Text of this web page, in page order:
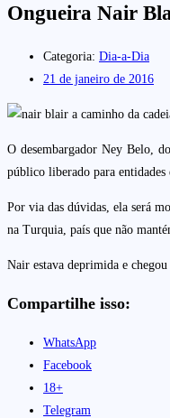
Ongueira Nair
Categoria: Dia-a-Dia
21 de janeiro de 2016
O desembargador Ney Belo,
público liberado para
Por via das dúvidas, ela será
na Turquia, país que não
Nair estava deprimida e chegou
Compartilhe isso:
WhatsApp
Facebook
18+
Telegram